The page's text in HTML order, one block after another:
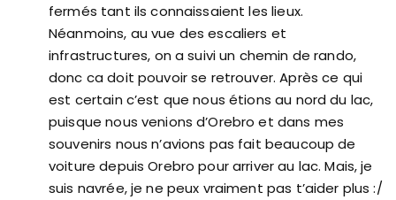
fermés tant ils connaissaient les lieux.
Néanmoins, au vue des escaliers et
infrastructures, on a suivi un chemin de rando,
donc ca doit pouvoir se retrouver. Après ce qui
est certain c’est que nous étions au nord du lac,
puisque nous venions d’Orebro et dans mes
souvenirs nous n’avions pas fait beaucoup de
voiture depuis Orebro pour arriver au lac. Mais, je
suis navrée, je ne peux vraiment pas t’aider plus :/